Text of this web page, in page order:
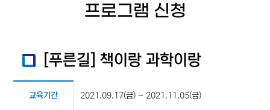
프로그램 신청
[푸른길] 책이랑 과학이랑
교육기간 2021.09.17(금) ~ 2021.11.05(금)